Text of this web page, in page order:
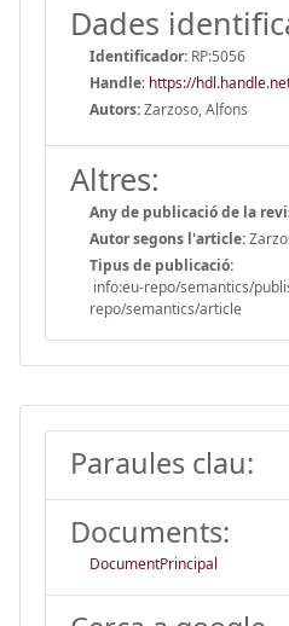
Dades
Identificador: RP:5056
Handle: https://
Autors:Zarzoso, Alfons
Altres:
Any de publicació de la
Autor segons l'article:
Tipus de publicació:
info:eu-repo/semantics/
repo/semantics/article
Paraules clau:
Documents:
DocumentPrincipal